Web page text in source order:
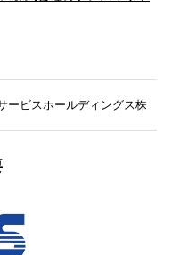
ービスホールディングス株式